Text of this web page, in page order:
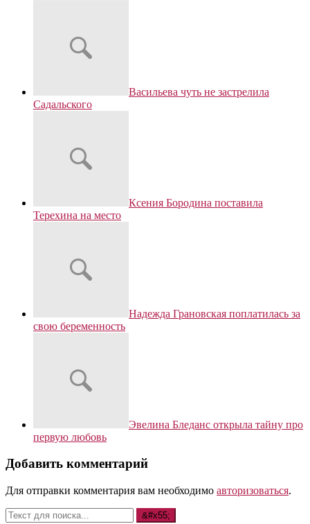
Васильева чуть не застрелила
Садальского
Ксения Бородина поставила
Терехина на место
Надежда Грановская поплатилась за
свою беременность
Эвелина Бледанс открыла тайну про
первую любовь
Добавить комментарий
Для отправки комментария вам необходимо авторизоваться.